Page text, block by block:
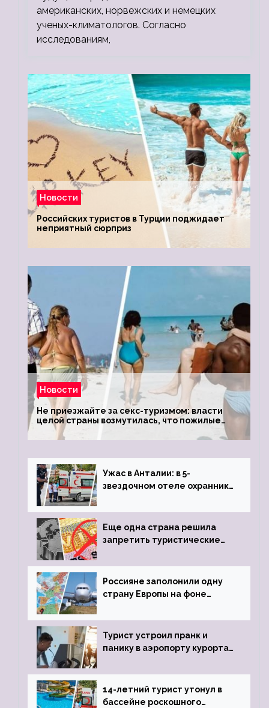
американских, норвежских и немецких
ученых-климатологов. Согласно
исследованиям,
Новости
Российских туристов в Турции поджидает
неприятный сюрприз
Новости
Не приезжайте за секс-туризмом: власти
целой страны возмутилась, что пожилые
туристки массово едут к ним, чтобы
обзавестись молодыми любовниками
Ужас в Анталии: в 5-
звездочном отеле охранник
пистолета
Еще одна страна решила
запретить туристические
Россияне заполонили одну
страну Европы на фоне
виз
Турист устроил пранк и
панику в аэропорту курорта,
задержке рейса
14-летний турист утонул в
бассейне роскошного